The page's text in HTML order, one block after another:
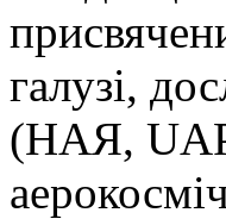
галузі,
(НАЯ,